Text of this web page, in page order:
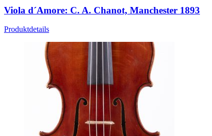
Viola d´Amore: C. A. Chanot, Manchester 1893
Produktdetails